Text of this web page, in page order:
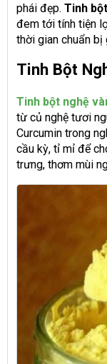
phái đẹp. Tinh
đem tới tính tiện
thời gian chuẩn bị
Tinh Bột
Tinh bột nghệ
từ củ nghệ tươi
Curcumin trong
cầu kỳ, tỉ mỉ để
trưng, thơm mùi